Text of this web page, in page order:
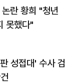
란 황희 "청년
못했다"
성접대' 수사 검